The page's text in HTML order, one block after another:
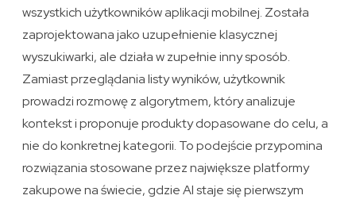
wszystkich użytkowników aplikacji mobilnej. Została
zaprojektowana jako uzupełnienie klasycznej
wyszukiwarki, ale działa w zupełnie inny sposób.
Zamiast przeglądania listy wyników, użytkownik
prowadzi rozmowę z algorytmem, który analizuje
kontekst i proponuje produkty dopasowane do celu, a
nie do konkretnej kategorii. To podejście przypomina
rozwiązania stosowane przez największe platformy
zakupowe na świecie, gdzie AI staje się pierwszym